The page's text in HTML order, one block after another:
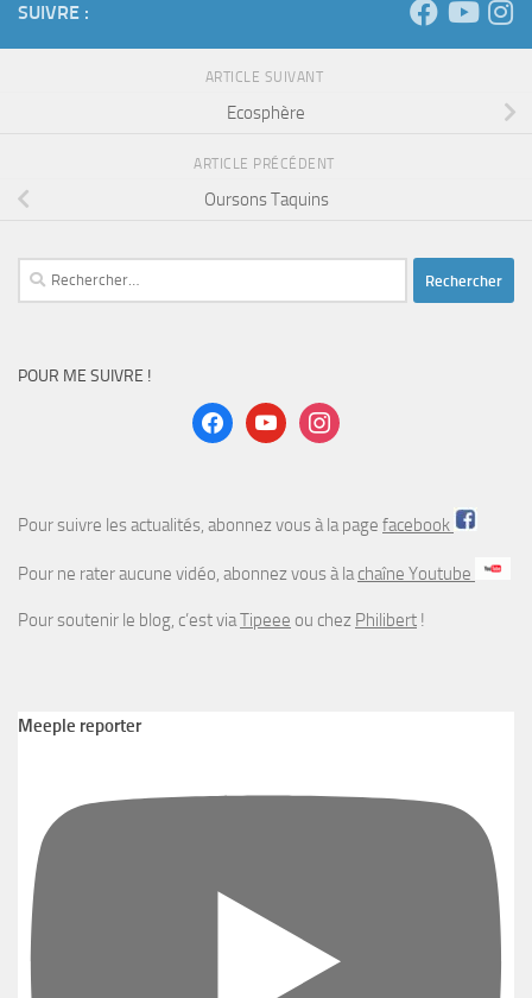
SUIVRE :
ARTICLE SUIVANT
Ecosphère
ARTICLE PRÉCÉDENT
Oursons Taquins
Rechercher :
POUR ME SUIVRE !
facebookyoutubeinstagram
Pour suivre les actualités, abonnez vous à la page facebook
Pour ne rater aucune vidéo, abonnez vous à lachaîne Youtube
Pour soutenir le blog, c’est viaTipeee ou chez Philibert !
Meeple reporter